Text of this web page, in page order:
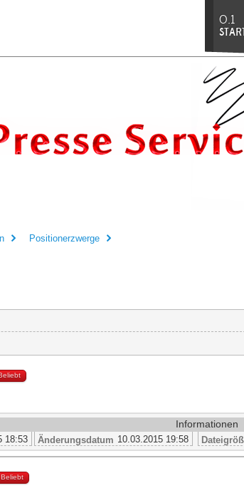
0.1
Positionerzwerge
Informationen
18:53 Änderungsdatum 10.03.2015 19:58
Beliebt